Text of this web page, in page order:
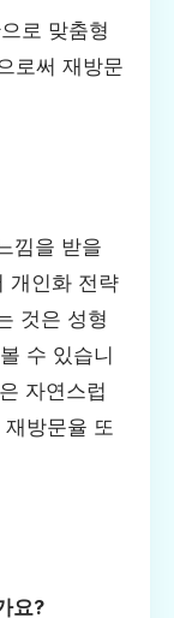
로 맞춤형
로써 재방문
낌을 받을
개인화 전략
것은 성형
수 있습니
자연스럽
방문율 또
요?